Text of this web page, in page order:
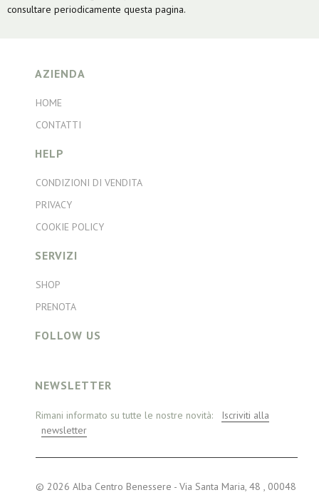
consultare periodicamente questa pagina.
AZIENDA
HOME
CONTATTI
HELP
CONDIZIONI DI VENDITA
PRIVACY
COOKIE POLICY
SERVIZI
SHOP
PRENOTA
FOLLOW US
NEWSLETTER
Rimani informato su tutte le nostre novità:
Iscriviti alla
newsletter
© 2026 Alba Centro Benessere - Via Santa Maria, 48 , 00048